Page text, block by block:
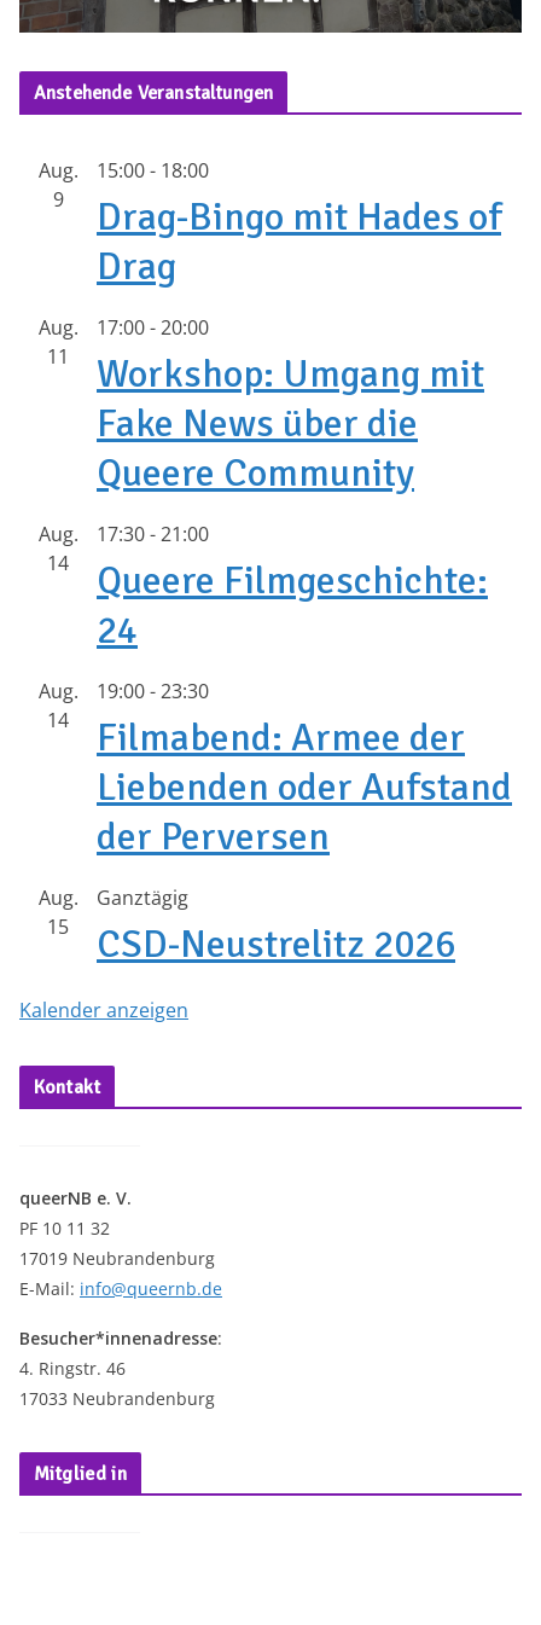
Anstehende Veranstaltungen
Aug.
9
15:00- 18:00
Drag-Bingo mit Hades of
Drag
Aug.
11
17:00-20:00
Workshop: Umgang mit
Fake News über die
Queere Community
Aug.
14
17:30-21:00
Queere Filmgeschichte:
24
Aug.
14
19:00-23:30
Filmabend: Armee der
Liebenden oder Aufstand
der Perversen
Aug.
15
Ganztägig
CSD-Neustrelitz 2026
Kalender anzeigen
Kontakt
queerNB e. V.
PF 10 11 32
17019 Neubrandenburg
E-Mail: info@queernb.de
Besucher*innenadresse:
4. Ringstr. 46
17033 Neubrandenburg
Mitglied in